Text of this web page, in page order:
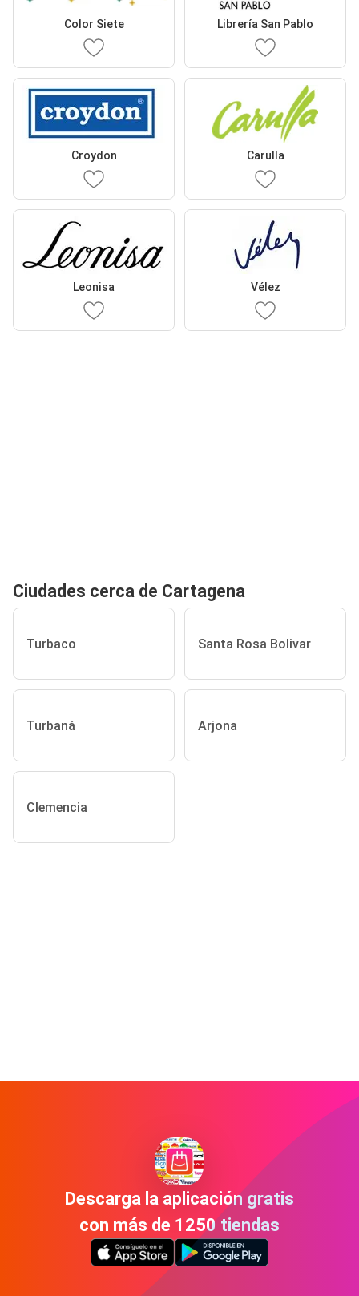
Color Siete Librería San Pablo
Croydon Carulla
Leonisa Vélez
Ciudades cerca de Cartagena
Turbaco Santa Rosa Bolivar
Turbaná Arjona
Clemencia
Descarga la aplicación gratis
con más de 1250 tiendas